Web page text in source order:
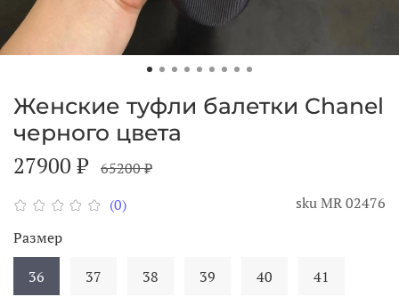
(0) skuМR 02476
Женские туфли балетки Chanel
черного цвета
27900 ₽ 65200 ₽
Размер
36
37 38 39 40 41